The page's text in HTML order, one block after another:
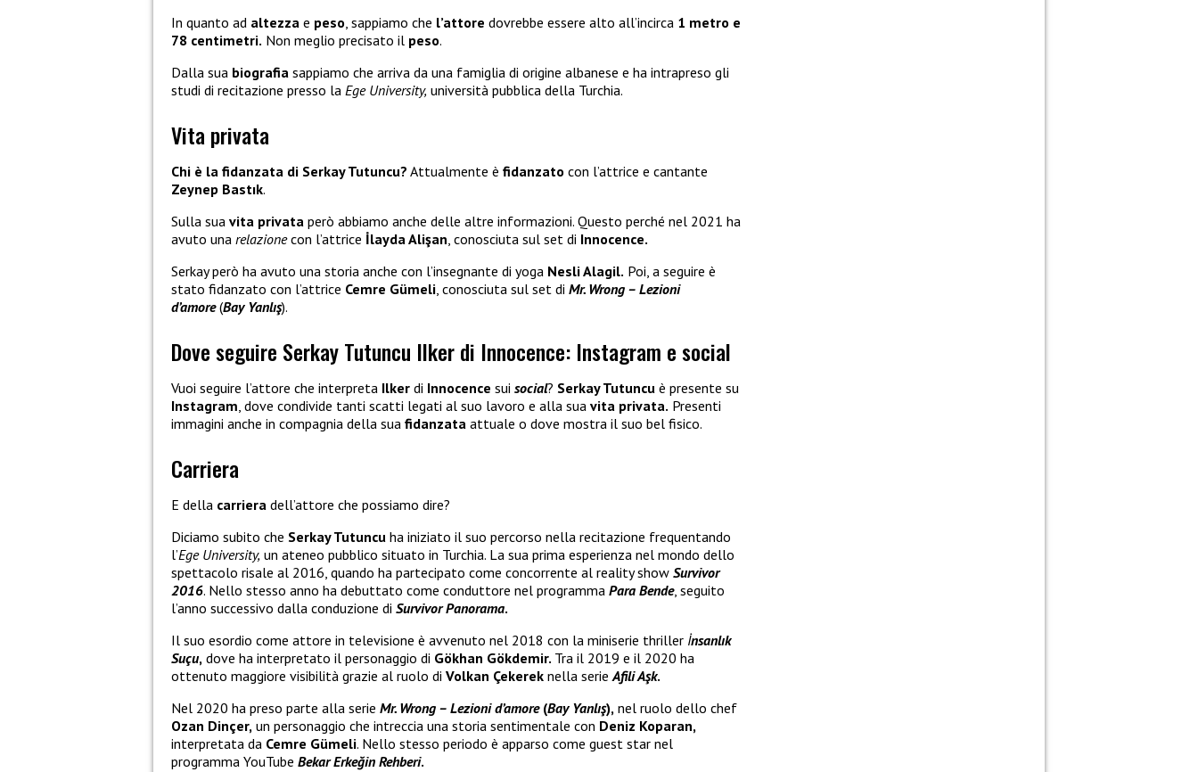
In quanto ad altezza e peso , sappiamo che l’attore dovrebbe essere alto all’incirca 1 metro e
78 centimetri. Non meglio precisato il peso.
Dalla sua biografia sappiamo che arriva da una famiglia di origine albanese e ha intrapreso gli
studi di recitazione presso la Ege University, università pubblica della Turchia.
Vita privata
Chi è la fidanzata di Serkay Tutuncu? Attualmente è fidanzato con l’attrice e cantante
Zeynep Bastık.
Sulla sua vita privata però abbiamo anche delle altre informazioni. Questo perché nel 2021 ha
avuto una relazionecon l’attrice İlayda Alişan , conosciuta sul set di Innocence.
Serkay però ha avuto una storia anche con l’insegnante di yoga Nesli Alagil. Poi, a seguire è
stato fidanzato con l’attrice Cemre Gümeli , conosciuta sul set di Mr. Wrong – Lezioni
d’amore (Bay Yanlış).
Dove seguire Serkay Tutuncu Ilker di Innocence: Instagram e social
Vuoi seguire l’attore che interpreta Ilker di Innocence sui social? Serkay Tutuncu è presente su
Instagram , dove condivide tanti scatti legati al suo lavoro e alla sua vita privata. Presenti
immagini anche in compagnia della sua fidanzata attuale o dove mostra il suo bel fisico.
Carriera
E della carriera dell’attore che possiamo dire?
Diciamo subito che Serkay Tutuncu ha iniziato il suo percorso nella recitazione frequentando
l’Ege University, un ateneo pubblico situato in Turchia. La sua prima esperienza nel mondo dello
spettacolo risale al 2016, quando ha partecipato come concorrente al reality show Survivor
2016. Nello stesso anno ha debuttato come conduttore nel programma Para Bende, seguito
l’anno successivo dalla conduzione di Survivor Panorama.
Il suo esordio come attore in televisione è avvenuto nel 2018 con la miniserie thriller İnsanlık
Suçu, dove ha interpretato il personaggio di Gökhan Gökdemir. Tra il 2019 e il 2020 ha
ottenuto maggiore visibilità grazie al ruolo di Volkan Çekerek nella serieAfili Aşk.
Nel 2020 ha preso parte alla serie Mr. Wrong – Lezioni d’amore(Bay Yanlış), nel ruolo dello chef
Ozan Dinçer, un personaggio che intreccia una storia sentimentale con Deniz Koparan,
interpretata da Cemre Gümeli. Nello stesso periodo è apparso come guest star nel
programma YouTube Bekar Erkeğin Rehberi.